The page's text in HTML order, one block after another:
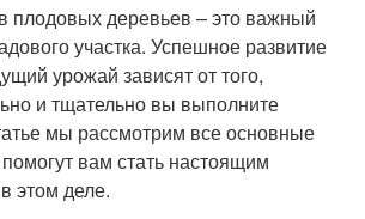
плодовых деревьев – это важный
участка. Успешное развитие
урожай зависят от того,
и тщательно вы выполните
мы рассмотрим все основные
вам стать настоящим
этом деле.